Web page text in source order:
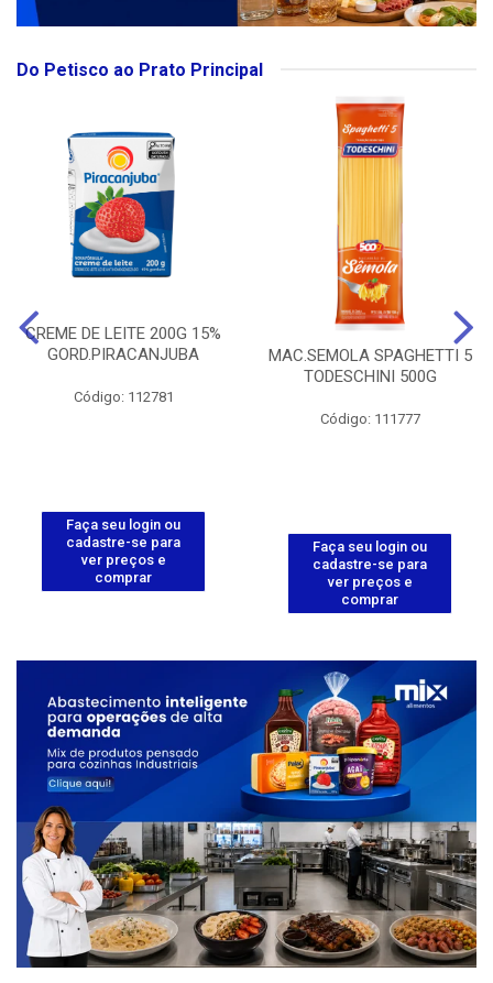
Do Petisco ao Prato Principal
CREME DE LEITE 200G 15%
GORD.PIRACANJUBA
Código: 112781
Faça seu login ou
cadastre-se para
ver preços e
comprar
MAC.SEMOLA SPAGHETTI 5
TODESCHINI 500G
Código: 111777
Faça seu login ou
cadastre-se para
ver preços e
comprar